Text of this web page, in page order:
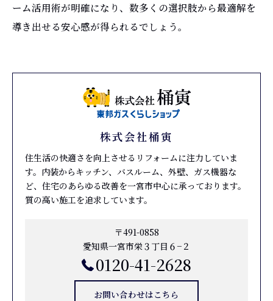
ーム活用術が明確になり、数多くの選択肢から最適解を
導き出せる安心感が得られるでしょう。
株式会社桶寅
住生活の快適さを向上させるリフォームに注力していま
す。内装からキッチン、バスルーム、外壁、ガス機器な
ど、住宅のあらゆる改善を一宮市中心に承っております。
質の高い施工を追求しています。
〒491-0858
愛知県一宮市栄３丁目６−２
0120-41-2628
お問い合わせはこちら